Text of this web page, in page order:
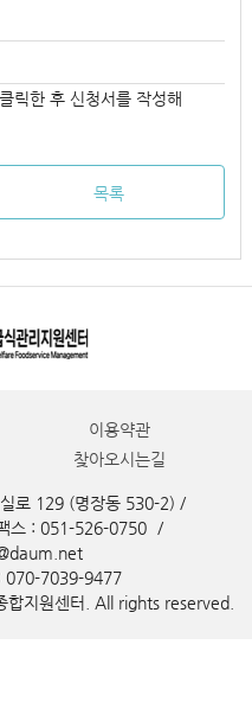
릭한 후 신청서를 작성해
목록
이용약관
찾아오시는길
로 129 (명장동 530-2) /
스 : 051-526-0750
/
070-7039-9477
지원센터. All rights reserved.